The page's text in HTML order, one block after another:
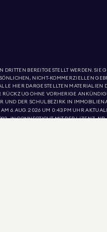
BEREITGESTELLT WERDEN. SIE
NICHT-KOMMERZIELLEN
HIER DARGESTELLTEN MATERIALIEN
RÜCKZUG OHNE VORHERIGE
DER SCHULBEZIRK IN
6. AUG. 2026 UM 0:43 PM UHR
IN CONNECTICUT MIT DER LIZENZ-NR.